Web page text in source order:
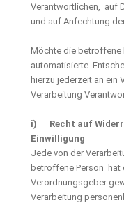
Verantwortlichen, auf
und auf Anfechtung
Möchte die betroffene
automatisierte
hierzu jederzeit an ein
Verarbeitung
i) Recht auf
Einwilligung
Jede von der
betroffene Person hat
Verordnungsgeber
Verarbeitung